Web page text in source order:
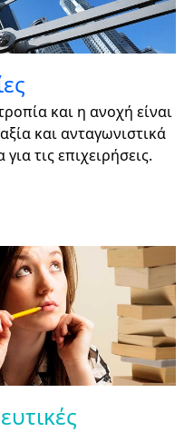
Vorpommern-
διαθέσιμη για λήψη
και η ανοχή είναι
και ανταγωνιστικά
τις επιχειρήσεις.